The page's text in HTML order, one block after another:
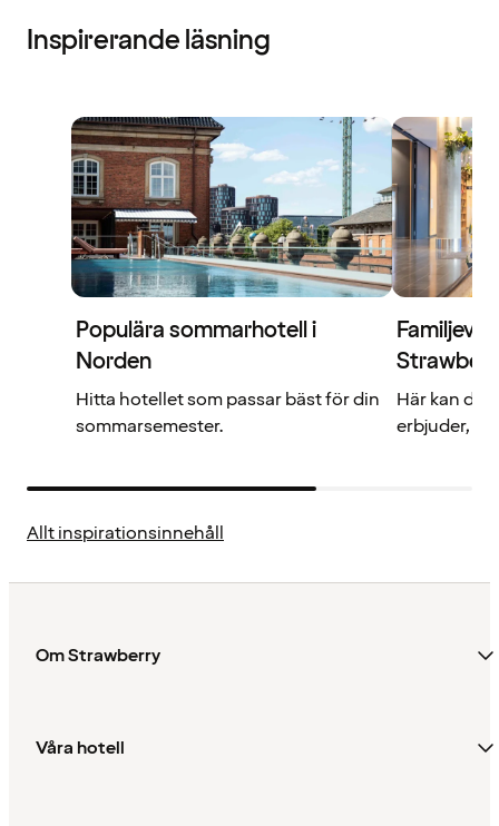
Inspirerande läsning
Populära sommarhotell i
Norden
Hitta hotellet som passar bäst för din
sommarsemester.
Här kan du
erbjuder,
Allt inspirationsinnehåll
Om Strawberry
Våra hotell